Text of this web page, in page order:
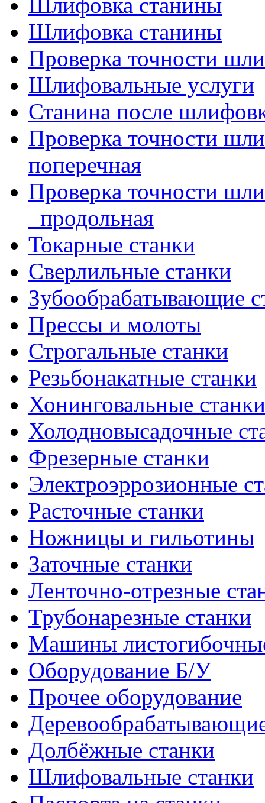
Шлифовка станины
Проверка точности
Шлифовальные услуги
Станина после
Проверка точности
поперечная
Проверка точности
_продольная
Токарные станки
Сверлильные станки
Зубообрабатывающие
Прессы и молоты
Строгальные станки
Резьбонакатные станки
Хонинговальные станки
Холодновысадочные
Фрезерные станки
Электроэррозионные
Расточные станки
Ножницы и гильотины
Заточные станки
Ленточно-отрезные
Трубонарезные станки
Машины
Оборудование Б/У
Прочее оборудование
Долбёжные станки
Шлифовальные станки